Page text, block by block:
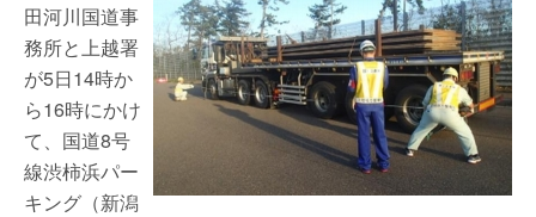
田河川国道事
務所と上越署
が5日14時か
ら16時にかけ
て、国道8号
線渋柿浜パー
キング（新潟